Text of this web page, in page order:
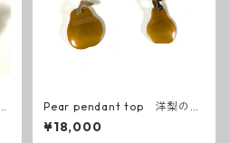
Pear pendant top 洋梨のペ
ンダントトップ
¥18,000